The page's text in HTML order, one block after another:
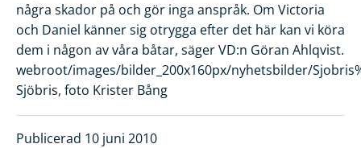
några skador på och gör inga anspråk. Om Victoria
och Daniel känner sig otrygga efter det här kan vi köra
dem i någon av våra båtar, säger VD:n Göran Ahlqvist.
webroot/images/bilder_200x160px/nyhetsbilder/
Sjöbris, foto Krister Bång
Publicerad 10 juni 2010